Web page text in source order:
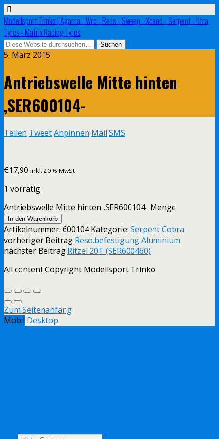
Modellsport Trinko | Agama - Wrc - Reds - Sweep - Xceed - Serpent - Ufra
Tyres - Matrix Racing Tyres
5. März 2015
Antriebswelle Mitte hinten
,SER600104-
Teilen TweetAnpinnen Mail SMS
€17,90 inkl. 20% MwSt
1 vorrätig
Antriebswelle Mitte hinten ,SER600104- Menge
In den Warenkorb
Artikelnummer: 600104 Kategorie: Serpent Cobra
vorheriger Beitrag Reso.befestigung Aluminium
nächster Beitrag Ritzel 20T (SER600460)
All content Copyright Modellsport Trinko
Zum Seitenanfang
Mobil Desktop